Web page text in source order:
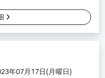
年07月17日(月曜日)